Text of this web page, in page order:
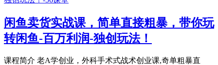
闲鱼卖货实战课，简单直接粗暴，带你玩
转闲鱼-百万利润-独创玩法！
课程简介 老A学创业，外科手术式战术创业课,奇单粗暴直